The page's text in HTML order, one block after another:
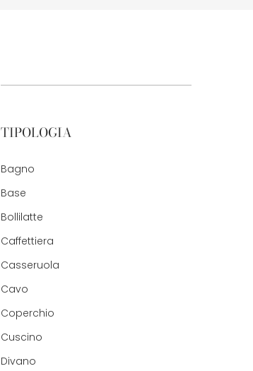
TIPOLOGIA
Bagno
Base
Bollilatte
Caffettiera
Casseruola
Cavo
Coperchio
Cuscino
Divano